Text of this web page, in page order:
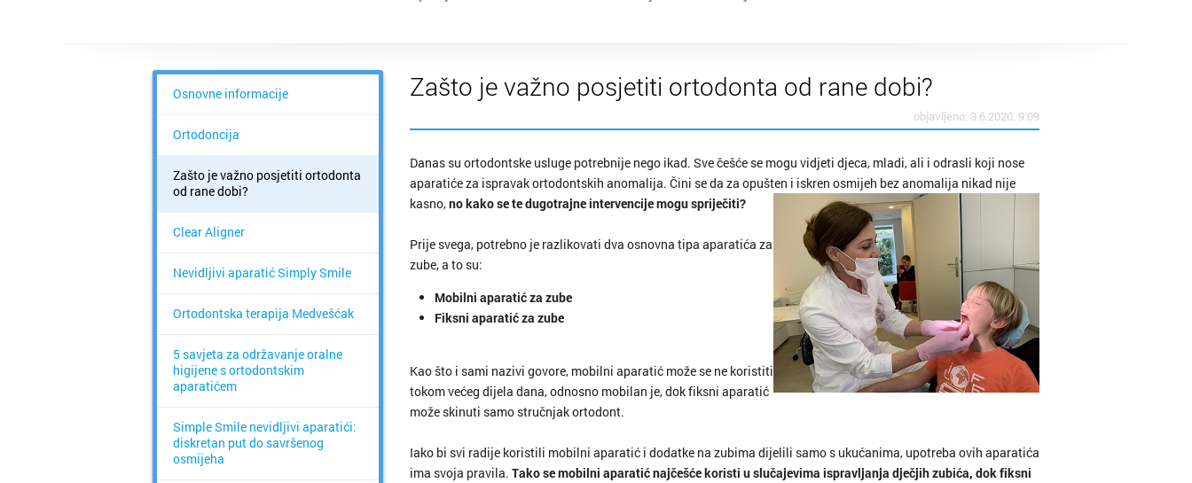
Knin
Koprivnica
Kraljevica
Krapina
Križevci
Kutina
Makarska
Osnovne informacije
Ortodoncija
Zašto je važno posjetiti ortodonta
od rane dobi?
Clear Aligner
Nevidljivi aparatić Simply Smile
Ortodontska terapija Medvešćak
5 savjeta za održavanje oralne
higijene s ortodontskim
aparatićem
Simple Smile nevidljivi aparatići:
diskretan put do savršenog
osmijeha
Zašto je važno posjetiti ortodonta od rane dobi?
objavljeno: 3.6.2020. 9:09
Danas su ortodontske usluge potrebnije nego ikad. Sve češće se mogu vidjeti djeca, mladi, ali i odrasli koji nose
aparatiće za ispravak ortodontskih anomalija. Čini se da za opušten i iskren osmijeh bez anomalija nikad nije
kasno,no kako se te dugotrajne intervencije mogu spriječiti?
Prije svega, potrebno je razlikovati dva osnovna tipa aparatića za
zube, a to su:
Mobilni aparatić za zube
Fiksni aparatić za zube
Kao što i sami nazivi govore, mobilni aparatić može se ne koristiti
tokom većeg dijela dana, odnosno mobilan je, dok fiksni aparatić
može skinuti samo stručnjak ortodont.
Iako bi svi radije koristili mobilni aparatić i dodatke na zubima dijelili samo s ukućanima, upotreba ovih aparatića
ima svoja pravila. Tako se mobilni aparatić najčešće koristi u slučajevima ispravljanja dječjih zubića, dok fiksni